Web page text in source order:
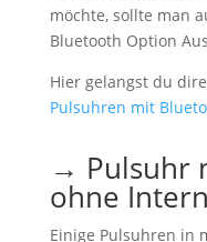
möchte, sollte man
Bluetooth Option
Hier gelangst du
Pulsuhren mit
→ Pulsuhr
ohne
Einige Pulsuhren in